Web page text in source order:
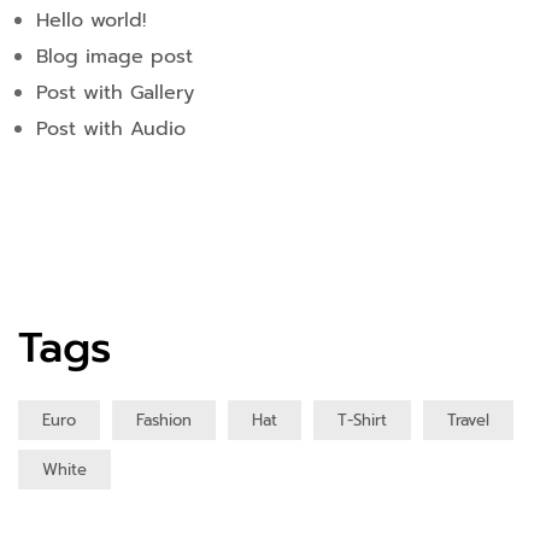
Hello world!
Blog image post
Post with Gallery
Post with Audio
Tags
Euro Fashion Hat T-Shirt Travel
White